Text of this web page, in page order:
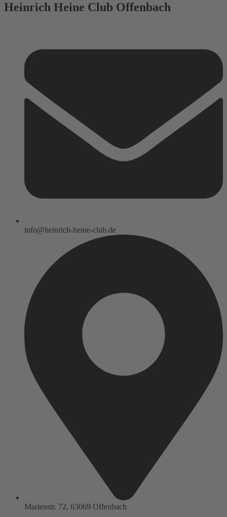
Heinrich Heine Club Offenbach
info@heinrich-heine-club.de
Marienstr. 72, 63069 Offenbach